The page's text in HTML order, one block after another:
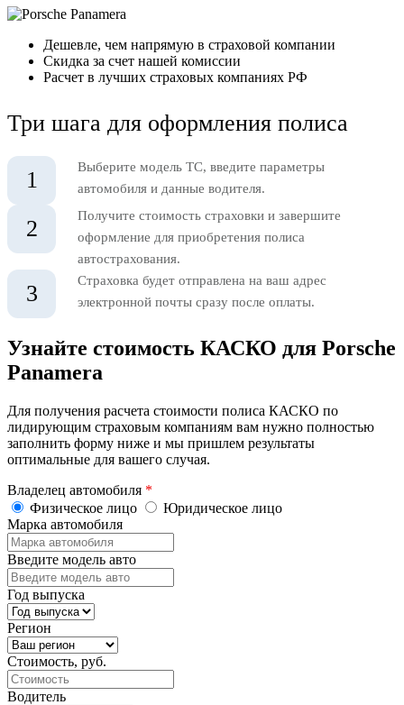
Дешевле, чем напрямую в страховой компании
Скидка за счет нашей комиссии
Расчет в лучших страховых компаниях РФ
Три шага для оформления полиса
1
Выберите модель ТС, введите параметры
автомобиля и данные водителя.
2
Получите стоимость страховки и завершите
оформление для приобретения полиса
автострахования.
3
Страховка будет отправлена на ваш адрес
электронной почты сразу после оплаты.
Узнайте стоимость КАСКО для Porsche
Panamera
Для получения расчета стоимости полиса КАСКО по
лидирующим страховым компаниям вам нужно полностью
заполнить форму ниже и мы пришлем результаты
оптимальные для вашего случая.
Владелец автомобиля *
Физическое лицо
Юридическое лицо
Марка автомобиля
Введите модель авто
Год выпуска
Регион
Стоимость, руб.
Водитель